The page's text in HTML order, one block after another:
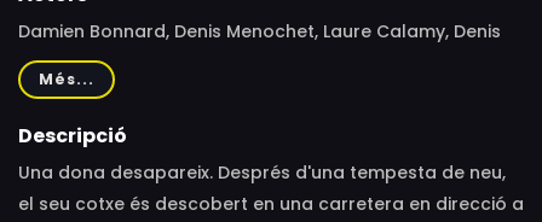
Damien Bonnard, Denis Menochet, Laure Calamy, Denis
Ménochet, Valeria Bruni Tedeschi, Nadia Tereszkiewicz,
Valeria Bruni-Tedeschi, Bastien Bouillon, Jenny Bellay,
Fred Ulysse, Roland Plantin, Colin Niel, David Faure, Bruno
Amie, Yao Kouakou, Thibault Sommain
Més...
Descripció
Una dona desapareix. Després d'una tempesta de neu,
el seu cotxe és descobert en una carretera en direcció a